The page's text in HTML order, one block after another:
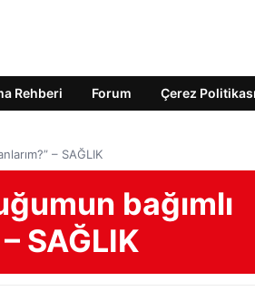
Rehberi Forum Çerez Politikası
– SAĞLIK
bağımlı
SAĞLIK